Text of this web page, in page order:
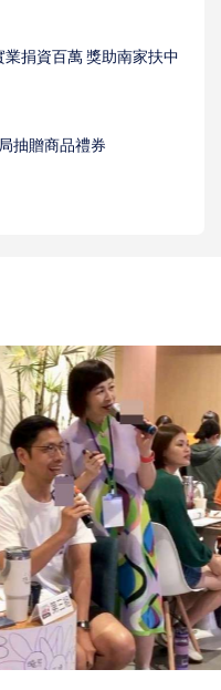
捐資百萬 獎助南家扶中
抽贈商品禮券